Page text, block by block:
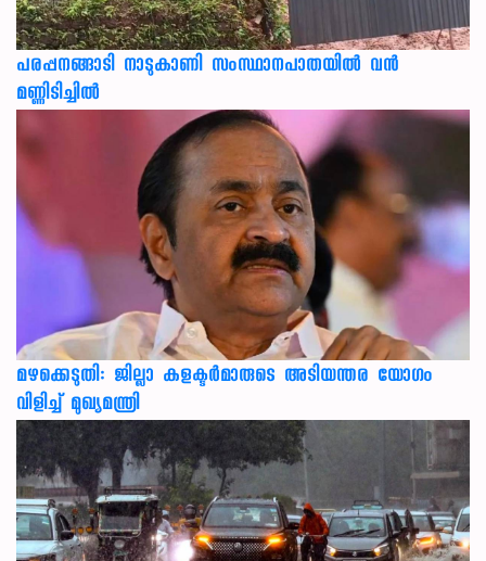
പരപ്പനങ്ങാടി നാടുകാണി സംസ്ഥാനപാതയില്‍ വന്‍
മണ്ണിടിച്ചില്‍
മഴക്കെടുതി: ജില്ലാ കളക്ടർമാരുടെ അടിയന്തര യോഗം
വിളിച്ച് മുഖ്യമന്ത്രി